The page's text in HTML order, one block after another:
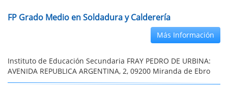
FP Grado Medio en Soldadura y Calderería
Más Información
Instituto de Educación Secundaria FRAY PEDRO DE URBINA:
AVENIDA REPUBLICA ARGENTINA, 2, 09200 Miranda de Ebro